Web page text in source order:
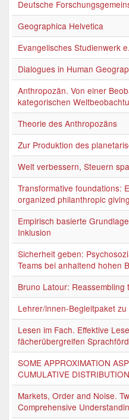
Deutsche
Geographica Helvetica
Evangelisches Studienwerk
Dialogues in Human
Anthropozän. Von einer
kategorischen
Theorie des Anthropozäns
Zur Produktion des
Welt verbessern, Steuern
Transformative foundations:
organized philanthropic giving
Empirisch basierte
Inklusion
Sicherheit geben:
Teams bei anhaltend hohen
Bruno Latour: Reassembling
Lehrer/innen-Begleitpaket
Lesen im Fach. Effektive
fächerübergreifen
SOME APPROXIMATION
CUMULATIVE
Markets, Order and Noise.
Comprehensive